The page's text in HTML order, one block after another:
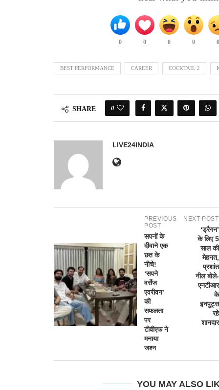
0 0 0 0
BEST PERFORMANCE CAREER COCKTAIL 2
SHARE 0
LIVE24INDIA
PREVIOUS
POST
सपनों के
दीवाने एक
छत के
नीचे!
‘सपने
वर्सेज
एवरीवन’
की
सफलता
पर
टीवीएफ ने
मनाया
जश्न
NEXT POST
‘ड्रैगन’
के लिए 5
साल की
मेहनत,
प्रशांत
नील बोले-
एनटीआर
के
इनपुट्स
रहे
शानदार
YOU MAY ALSO